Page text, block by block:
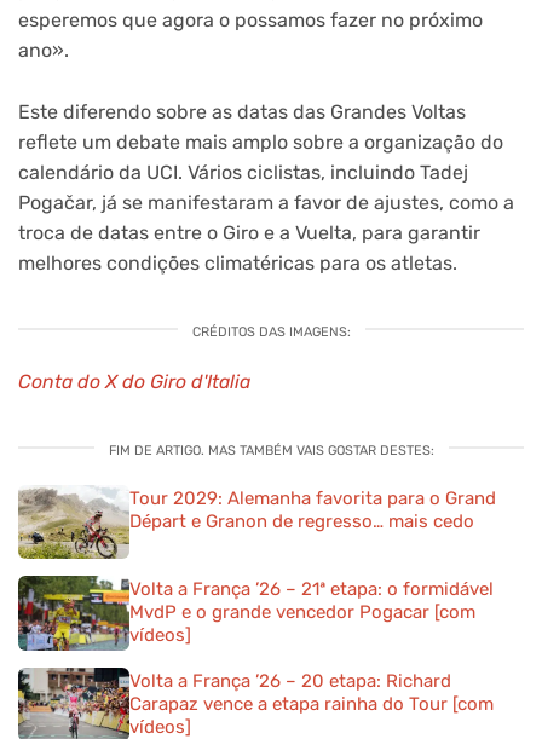
esperemos que agora o possamos fazer no próximo
ano».
Este diferendo sobre as datas das Grandes Voltas
reflete um debate mais amplo sobre a organização do
calendário da UCI. Vários ciclistas, incluindo Tadej
Pogačar, já se manifestaram a favor de ajustes, como a
troca de datas entre o Giro e a Vuelta, para garantir
melhores condições climatéricas para os atletas.
CRÉDITOS DAS IMAGENS:
Conta do X do Giro d'Italia
FIM DE ARTIGO. MAS TAMBÉM VAIS GOSTAR DESTES:
Tour 2029: Alemanha favorita para o Grand
Départ e Granon de regresso… mais cedo
Volta a França ’26 – 21ª etapa: o formidável
MvdP e o grande vencedor Pogacar [com
vídeos]
Volta a França ’26 – 20 etapa: Richard
Carapaz vence a etapa rainha do Tour [com
vídeos]